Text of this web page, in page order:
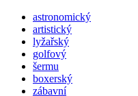
astronomický
artistický
lyžařský
golfový
šermu
boxerský
zábavní